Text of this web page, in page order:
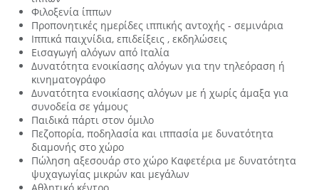
Φιλοξενία ίππων
Προπονητικές ημερίδες ιππικής αντοχής - σεμινάρια
Ιππικά παιχνίδια, επιδείξεις , εκδηλώσεις
Εισαγωγή αλόγων από Ιταλία
Δυνατότητα ενοικίασης αλόγων για την τηλεόραση ή
κινηματογράφο
Δυνατότητα ενοικίασης αλόγων με ή χωρίς άμαξα για
συνοδεία σε γάμους
Παιδικά πάρτι στον όμιλο
Πεζοπορία, ποδηλασία και ιππασία με δυνατότητα
διαμονής στο χώρο
Πώληση αξεσουάρ στο χώρο Καφετέρια με δυνατότητα
ψυχαγωγίας μικρών και μεγάλων